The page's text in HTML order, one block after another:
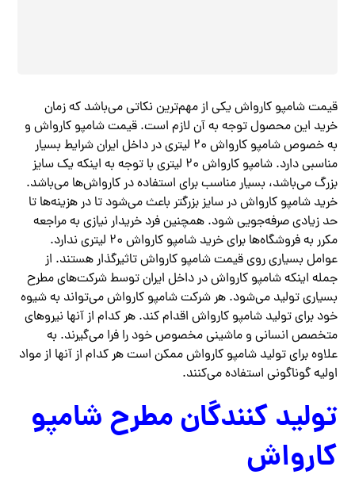
قیمت شامپو کارواش یکی از مهم‌ترین نکاتی می‌باشد که زمان
خرید این محصول توجه به آن لازم است. قیمت شامپو کارواش و
به خصوص شامپو کارواش ۲۰ لیتری در داخل ایران شرایط بسیار
مناسبی دارد. شامپو کارواش ۲۰ لیتری با توجه به اینکه یک سایز
بزرگ می‌باشد، بسیار مناسب برای استفاده در کارواش‌ها می‌باشد.
خرید شامپو کارواش در سایز بزرگتر باعث می‌شود تا در هزینه‌ها تا
حد زیادی صرفه‌جویی شود. همچنین فرد خریدار نیازی به مراجعه
مکرر به فروشگاه‌ها برای خرید شامپو کارواش ۲۰ لیتری ندارد.
عوامل بسیاری روی قیمت شامپو کارواش تاثیرگذار هستند. از
جمله اینکه شامپو کارواش در داخل ایران توسط شرکت‌های مطرح
بسیاری تولید می‌شود. هر شرکت شامپو کارواش می‌تواند به شیوه
خود برای تولید شامپو کارواش اقدام کند. هر کدام از آنها نیروهای
متخصص انسانی و ماشینی مخصوص خود را فرا می‌گیرند. به
علاوه برای تولید شامپو کارواش ممکن است هر کدام از آنها از مواد
اولیه گوناگونی استفاده می‌کنند.
تولید کنندگان مطرح شامپو
کارواش